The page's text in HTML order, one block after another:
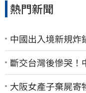
熱門新聞
中國出入境新規炸
斷交台灣後慘哭！
大阪女產子棄屍